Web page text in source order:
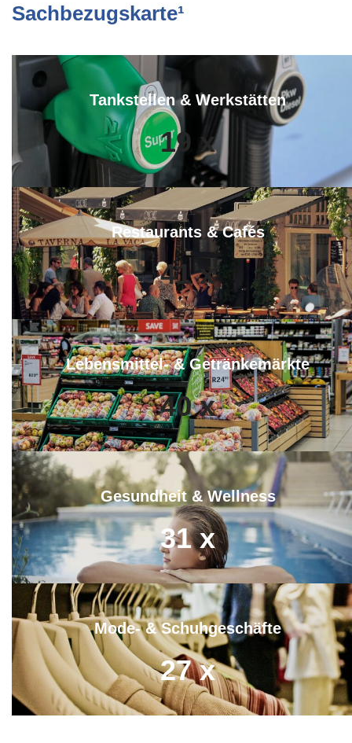
Sachbezugskarte¹
Tankstellen & Werkstätten
19 x
Restaurants & Cafés
41 x
Lebensmittel- & Getränkemärkte
40 x
Gesundheit & Wellness
31 x
Mode- & Schuhgeschäfte
27 x